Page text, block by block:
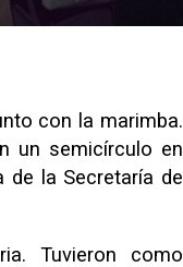
con la marimba.
un semicírculo en
la Secretaría de
Tuvieron como